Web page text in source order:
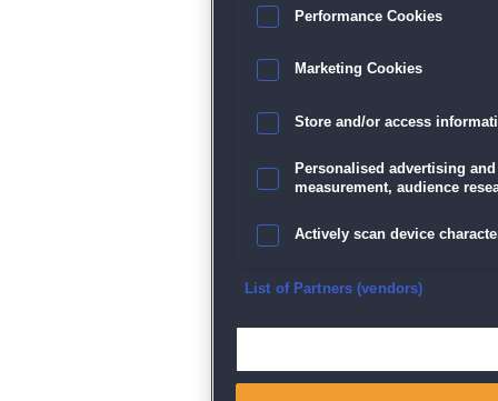
Performance Cookies
Marketing Cookies
Store and/or access
Personalised advertising
measurement, audience
Actively scan device
Ensure security, prevent
List of Partners (vendors)